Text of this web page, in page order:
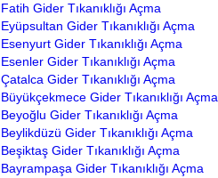
Fatih Gider Tıkanıklığı Açma
Eyüpsultan Gider Tıkanıklığı Açma
Esenyurt Gider Tıkanıklığı Açma
Esenler Gider Tıkanıklığı Açma
Çatalca Gider Tıkanıklığı Açma
Büyükçekmece Gider Tıkanıklığı Açma
Beyoğlu Gider Tıkanıklığı Açma
Beylikdüzü Gider Tıkanıklığı Açma
Beşiktaş Gider Tıkanıklığı Açma
Bayrampaşa Gider Tıkanıklığı Açma